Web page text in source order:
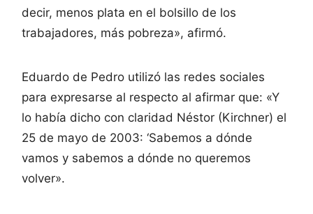
decir, menos plata en el bolsillo de los
trabajadores, más pobreza», afirmó.
Eduardo de Pedro utilizó las redes sociales
para expresarse al respecto al afirmar que: «Y
lo había dicho con claridad Néstor (Kirchner) el
25 de mayo de 2003: ‘Sabemos a dónde
vamos y sabemos a dónde no queremos
volver».